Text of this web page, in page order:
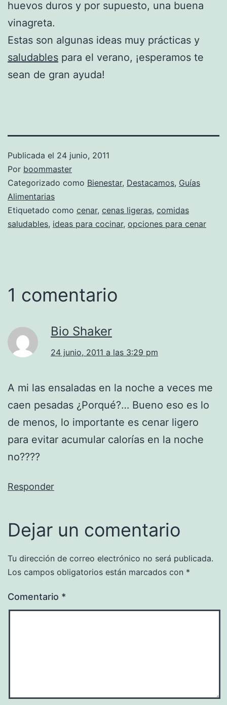
huevos duros y por supuesto, una buena
vinagreta.
Estas son algunas ideas muy prácticas y
saludables para el verano, ¡esperamos te
sean de gran ayuda!
Publicada el 24 junio, 2011
Por boommaster
Categorizado como Bienestar, Destacamos, Guías
Alimentarias
Etiquetado como cenar, cenas ligeras, comidas
saludables, ideas para cocinar, opciones para cenar
1 comentario
Bio Shaker
24 junio, 2011 a las 3:29 pm
A mi las ensaladas en la noche a veces me
caen pesadas ¿Porqué?… Bueno eso es lo
de menos, lo importante es cenar ligero
para evitar acumular calorías en la noche
no????
Responder
Dejar un comentario
Tu dirección de correo electrónico no será publicada.
Los campos obligatorios están marcados con *
Comentario *